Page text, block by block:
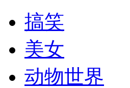
消防员救轻生者
纽约上演“枕头大战”
搞笑
美女
动物世界